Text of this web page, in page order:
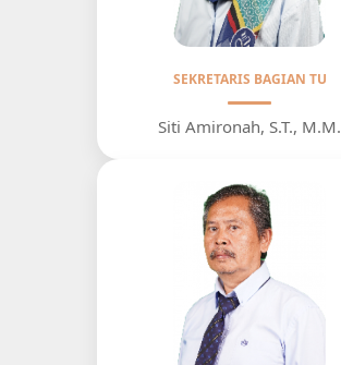
SEKRETARIS BAGIAN TU
Siti Amironah, S.T., M.M.